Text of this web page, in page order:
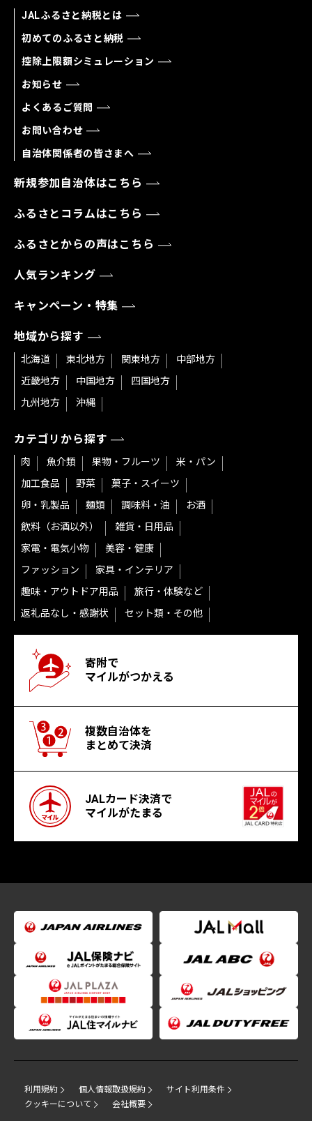
JALふるさと納税とは
初めてのふるさと納税
控除上限額シミュレーション
お知らせ
よくあるご質問
お問い合わせ
自治体関係者の皆さまへ
新規参加自治体はこちら
ふるさとコラムはこちら
ふるさとからの声はこちら
人気ランキング
キャンペーン・特集
地域から探す
北海道 東北地方 関東地方
中部地方
近畿地方
中国地方
四国地方
九州地方
沖縄
カテゴリから探す
肉 魚介類 果物・フルーツ
米・パン
加工食品
野菜
菓子・スイーツ
卵・乳製品
麺類 調味料・油
お酒
飲料（お酒以外）
雑貨・日用品
家電・電気小物
美容・健康
ファッション
家具・インテリア
趣味・アウトドア用品
旅行・体験など
返礼品なし・感謝状
セット類・その他
寄附で
マイルがつかえる
複数自治体を
まとめて決済
JALカード決済で
マイルがたまる
利用規約 個人情報取扱規約
サイト利用条件
クッキーについて
会社概要